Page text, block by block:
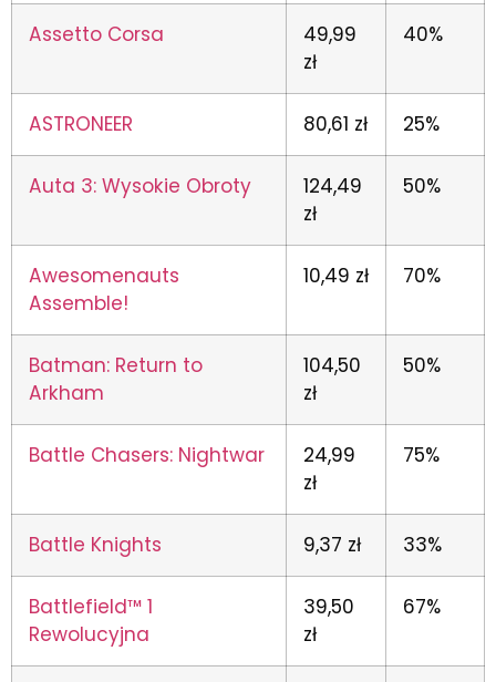
Assetto Corsa
49,99
zł
40%
ASTRONEER 80,61 zł 25%
Auta 3: Wysokie Obroty
124,49
zł
50%
Awesomenauts
Assemble!
10,49 zł 70%
Batman: Return to
Arkham
104,50
zł
50%
Battle Chasers: Nightwar
24,99
zł
75%
Battle Knights 9,37 zł 33%
Battlefield™ 1
Rewolucyjna
39,50
zł
67%